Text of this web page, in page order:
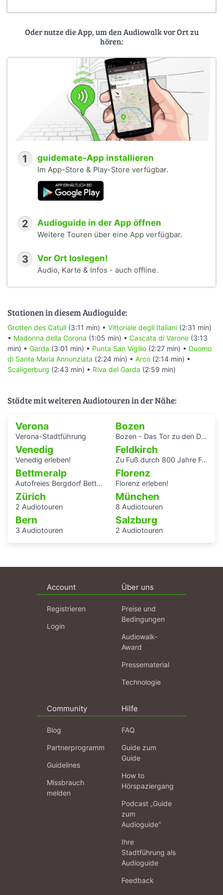
Oder nutze die App, um den Audiowalk vor Ort zu
hören:
1 guidemate-App installieren
Im App-Store & Play-Store verfügbar.
2 Audioguide in der App öffnen
Weitere Touren über eine App verfügbar.
3 Vor Ort loslegen!
Audio, Karte & Infos - auch offline.
Stationen in diesem Audioguide:
Grotten des Catull (3:11 min) • Vittoriale degli Italiani (2:31 min)
• Madonna della Corona (1:05 min) • Cascata di Varone (3:13
min) • Garda (3:01 min) • Punta San Vigilio (2:27 min) • Duomo
di Santa Maria Annunziata (2:24 min) • Arco (2:14 min) •
Scaligerburg (2:43 min) • Riva del Garda (2:59 min)
Städte mit weiteren Audiotouren in der Nähe:
Verona
Verona-Stadtführung
Bozen
Bozen - Das Tor zu den Dolomiten
Venedig
Venedig erleben!
Feldkirch
Zu Fuß durch 800 Jahre Feldkirch
Bettmeralp
Autofreies Bergdorf Bettmeralp
Florenz
Florenz erleben!
Zürich
2 Audiotouren
München
8 Audiotouren
Bern
3 Audiotouren
Salzburg
2 Audiotouren
Account
Registrieren
Login
Über uns
Preise und
Bedingungen
Audiowalk-
Award
Pressematerial
Technologie
Community
Blog
Partnerprogramm
Guidelines
Missbrauch
melden
Hilfe
FAQ
Guide zum
Guide
How to
Hörspaziergang
Podcast „Guide
zum
Audioguide“
Ihre
Stadtführung als
Audioguide
Feedback